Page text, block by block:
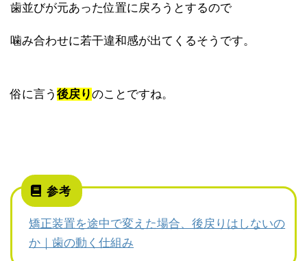
歯並びが元あった位置に戻ろうとするので
噛み合わせに若干違和感が出てくるそうです。
俗に言う 後戻りのことですね。
参考
矯正装置を途中で変えた場合、後戻りはしないの
か｜歯の動く仕組み